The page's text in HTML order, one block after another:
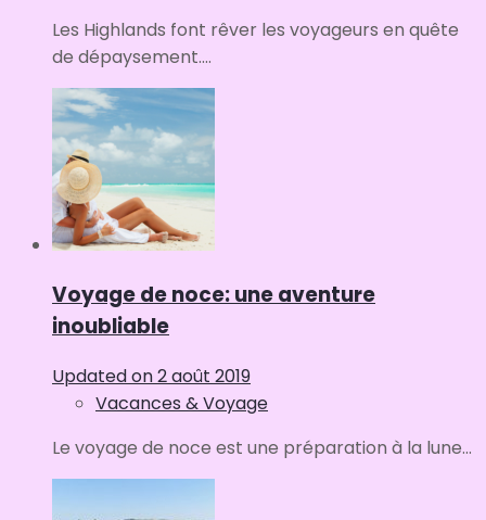
Les Highlands font rêver les voyageurs en quête
de dépaysement....
Voyage de noce: une aventure
inoubliable
Updated on2 août 2019
Vacances & Voyage
Le voyage de noce est une préparation à la lune...